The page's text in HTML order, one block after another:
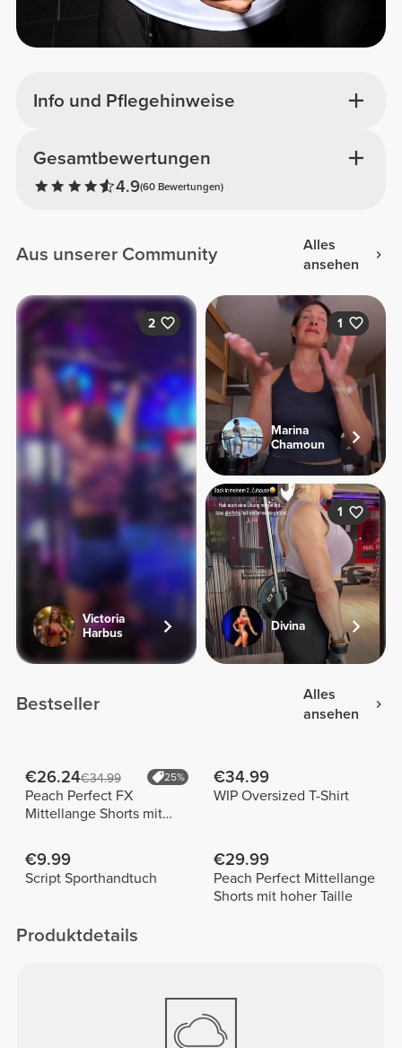
Info und Pflegehinweise
Gesamtbewertungen
4.9(60 Bewertungen)
Aus unserer Community
Alles
ansehen
2
Victoria
Harbus
1
Marina
Chamoun
1
Divina
Bestseller
Alles
ansehen
€26.24€34.99 25%
Peach Perfect FX
Mittellange Shorts mit
€34.99
WIP Oversized T-Shirt
€9.99
Script Sporthandtuch
€29.99
Peach Perfect Mittellange
Shorts mit hoher Taille
Produktdetails